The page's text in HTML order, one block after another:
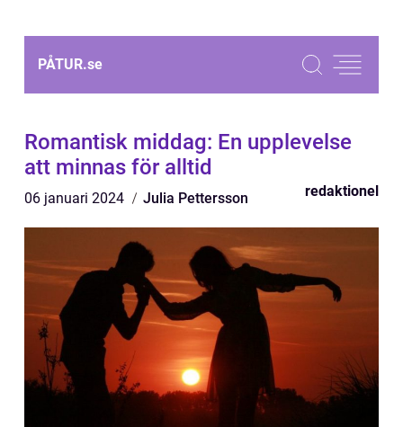
PÅTUR.se
Romantisk middag: En upplevelse
att minnas för alltid
06 januari 2024 Julia Pettersson redaktionel